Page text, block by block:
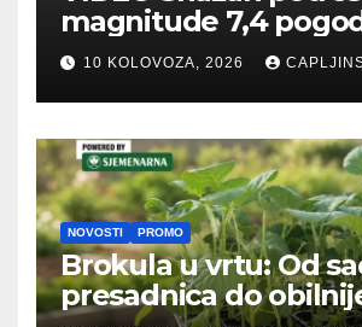
magnitude 7,4
Kolumbiju, najmanje
poginulih
10 KOLOVOZA, 2026
NOVOSTI PROMO
Brokula u vrtu: Od
presadnica do